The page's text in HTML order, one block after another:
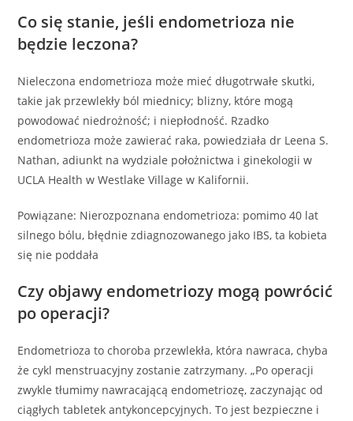
Co się stanie, jeśli endometrioza nie
będzie leczona?
Nieleczona endometrioza może mieć długotrwałe skutki,
takie jak przewlekły ból miednicy; blizny, które mogą
powodować niedrożność; i niepłodność. Rzadko
endometrioza może zawierać raka, powiedziała dr Leena S.
Nathan, adiunkt na wydziale położnictwa i ginekologii w
UCLA Health w Westlake Village w Kalifornii.
Powiązane: Nierozpoznana endometrioza: pomimo 40 lat
silnego bólu, błędnie zdiagnozowanego jako IBS, ta kobieta
się nie poddała
Czy objawy endometriozy mogą powrócić
po operacji?
Endometrioza to choroba przewlekła, która nawraca, chyba
że cykl menstruacyjny zostanie zatrzymany. „Po operacji
zwykle tłumimy nawracającą endometriozę, zaczynając od
ciągłych tabletek antykoncepcyjnych. To jest bezpieczne i